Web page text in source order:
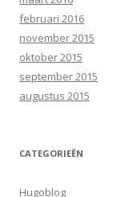
februari 2016
november 2015
oktober 2015
september 2015
augustus 2015
CATEGORIEËN
Hugoblog